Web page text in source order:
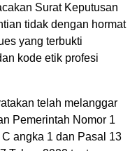
Surat Keputusan
tidak dengan hormat
yang terbukti
kode etik profesi
telah melanggar
Pemerintah Nomor 1
angka 1 dan Pasal 13